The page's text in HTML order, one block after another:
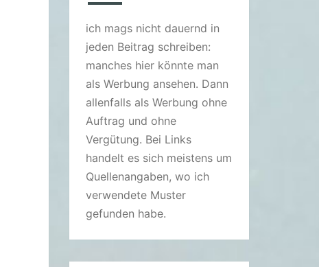
ich mags nicht dauernd in
jeden Beitrag schreiben:
manches hier könnte man
als Werbung ansehen. Dann
allenfalls als Werbung ohne
Auftrag und ohne
Vergütung. Bei Links
handelt es sich meistens um
Quellenangaben, wo ich
verwendete Muster
gefunden habe.